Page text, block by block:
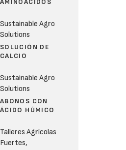
Sustainable Agro
Solutions
SOLUCIÓN DE
CALCIO
Sustainable Agro
Solutions
ABONOS CON
ÁCIDO HÚMICO
Talleres Agrícolas
Fuertes,